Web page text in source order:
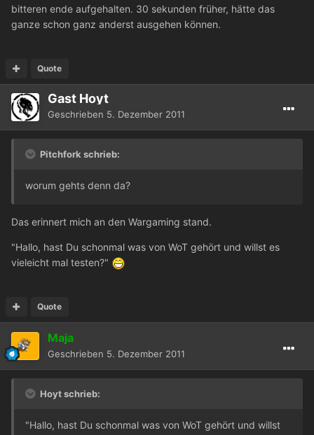
bitteren ende aufgehalten. 30 sekunden früher, hätte das
ganze schon ganz anderst ausgehen können.
Quote
Gast Hoyt
Geschrieben 5. Dezember 2011
Pitchfork schrieb:
worum gehts denn da?
Das erinnert mich an den Wargaming stand.
"Hallo, hast Du schonmal was von WoT gehört und willst es
vieleicht mal testen?"
Quote
Maja
Geschrieben 5. Dezember 2011
Hoyt schrieb:
"Hallo, hast Du schonmal was von WoT gehört und willst